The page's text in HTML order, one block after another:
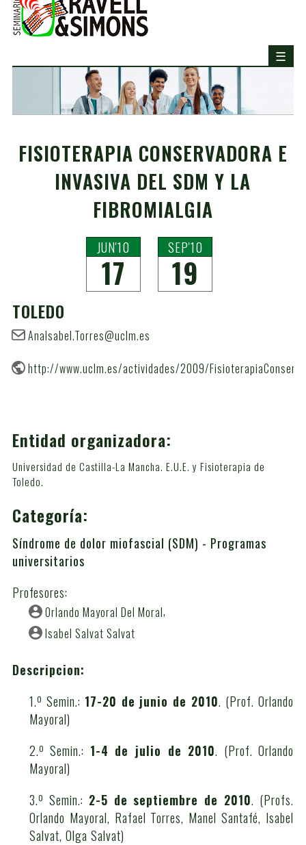
FISIOTERAPIA CONSERVADORA E
INVASIVA DEL SDM Y LA
FIBROMIALGIA
JUN'10
17
SEP'10
19
TOLEDO
AnaIsabel.Torres@uclm.es
http://www.uclm.es/actividades/2009/
Entidad organizadora:
Universidad de Castilla-La Mancha. E.U.E. y Fisioterapia de
Toledo.
Categoría:
Síndrome de dolor miofascial (SDM) - Programas
universitarios
Profesores:
Orlando Mayoral Del Moral
Isabel Salvat Salvat
Descripcion:
1.º Semin.: 17-20 de junio de 2010. (Prof. Orlando
Mayoral)
2.º Semin.: 1-4 de julio de 2010. (Prof. Orlando
Mayoral)
3.º Semin.: 2-5 de septiembre de 2010. (Profs.
Orlando Mayoral, Rafael Torres, Manel Santafé, Isabel
Salvat, Olga Salvat)